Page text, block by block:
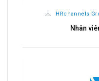
HRchannels
Nhân